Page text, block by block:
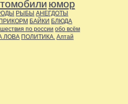
юмор
РЫБЫ АНЕГДОТЫ
ПРИКОРМ БАЙКИ БЛЮДА
по россии обо всём
ЛОВА ПОЛИТИКА. Алтай